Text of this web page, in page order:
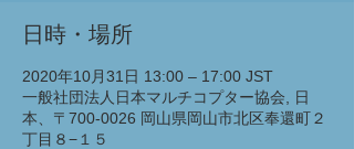
日時・場所
2020年10月31日 13:00 – 17:00 JST
一般社団法人日本マルチコプター協会, 日
本、〒700-0026 岡山県岡山市北区奉還町２
丁目８−１５